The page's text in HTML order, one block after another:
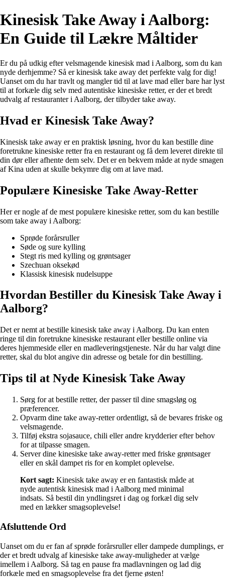
Kinesisk Take Away i Aalborg:
En Guide til Lækre Måltider
Er du på udkig efter velsmagende kinesisk mad i Aalborg, som du kan
nyde derhjemme? Så er kinesisk take away det perfekte valg for dig!
Uanset om du har travlt og mangler tid til at lave mad eller bare har lyst
til at forkæle dig selv med autentiske kinesiske retter, er der et bredt
udvalg af restauranter i Aalborg, der tilbyder take away.
Hvad er Kinesisk Take Away?
Kinesisk take away er en praktisk løsning, hvor du kan bestille dine
foretrukne kinesiske retter fra en restaurant og få dem leveret direkte til
din dør eller afhente dem selv. Det er en bekvem måde at nyde smagen
af Kina uden at skulle bekymre dig om at lave mad.
Populære Kinesiske Take Away-Retter
Her er nogle af de mest populære kinesiske retter, som du kan bestille
som take away i Aalborg:
Sprøde forårsruller
Søde og sure kylling
Stegt ris med kylling og grøntsager
Szechuan oksekød
Klassisk kinesisk nudelsuppe
Hvordan Bestiller du Kinesisk Take Away i
Aalborg?
Det er nemt at bestille kinesisk take away i Aalborg. Du kan enten
ringe til din foretrukne kinesiske restaurant eller bestille online via
deres hjemmeside eller en madleveringstjeneste. Når du har valgt dine
retter, skal du blot angive din adresse og betale for din bestilling.
Tips til at Nyde Kinesisk Take Away
Sørg for at bestille retter, der passer til dine smagsløg og
præferencer.
Opvarm dine take away-retter ordentligt, så de bevares friske og
velsmagende.
Tilføj ekstra sojasauce, chili eller andre krydderier efter behov
for at tilpasse smagen.
Server dine kinesiske take away-retter med friske grøntsager
eller en skål dampet ris for en komplet oplevelse.
Kort sagt: Kinesisk take away er en fantastisk måde at
nyde autentisk kinesisk mad i Aalborg med minimal
indsats. Så bestil din yndlingsret i dag og forkæl dig selv
med en lækker smagsoplevelse!
Afsluttende Ord
Uanset om du er fan af sprøde forårsruller eller dampede dumplings, er
der et bredt udvalg af kinesiske take away-muligheder at vælge
imellem i Aalborg. Så tag en pause fra madlavningen og lad dig
forkæle med en smagsoplevelse fra det fjerne østen!